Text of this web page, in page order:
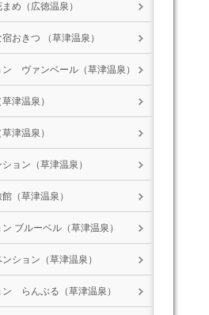
め（広徳温泉）
おきつ （草津温泉）
ン ヴァンベール（草津温泉）
津温泉）
津温泉）
ョン（草津温泉）
（草津温泉）
ブルーベル（草津温泉）
ション（草津温泉）
ン らんぶる（草津温泉）